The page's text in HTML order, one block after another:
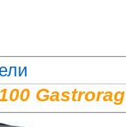
Gastrorag